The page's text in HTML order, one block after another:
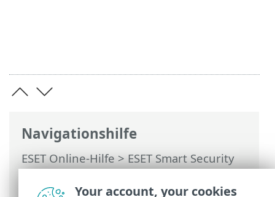
Navigationshilfe
ESET Online-Hilfe>ESET Smart Security
Premium>Erweiterte Einstellungen>
Benachrichtigungen>Interaktive
Your account, your cookies